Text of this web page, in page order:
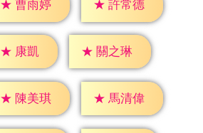
★ 曹雨婷 ★ 許常德
★ 康凱 ★ 關之琳
★ 陳美琪 ★ 馬清偉